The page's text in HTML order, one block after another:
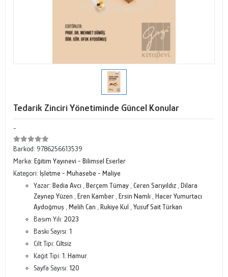
Tedarik Zinciri Yönetiminde Güncel Konular
-
Barkod: 9786256613539
Marka: Eğitim Yayınevi - Bilimsel Eserler
Kategori: İşletme - Muhasebe - Maliye
Yazar: Bedia Avcı Berçem Tümay Ceren Sarıyıldız Dilara
Zeynep Yüzen
Eren Kamber Ersin Namlı
Hacer Yumurtacı
Aydoğmuş
Melih Can Rukiye Kul
Yusuf Sait Türkan
Basım Yılı: 2023
Baskı Sayısı: 1
Cilt Tipi: Ciltsiz
Kağıt Tipi: 1. Hamur
Sayfa Sayısı: 120